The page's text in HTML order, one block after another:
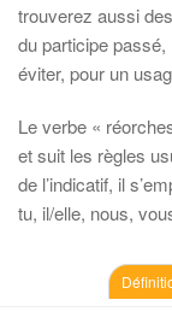
trouverez aussi
du participe
éviter, pour un
Le verbe «
et suit les règles
de l’indicatif, il
tu, il/elle, nous,